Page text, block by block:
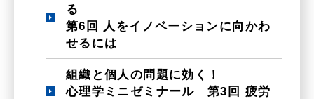
る
第6回 人をイノベーションに向かわ
せるには
組織と個人の問題に効く！
心理学ミニゼミナール 第3回 疲労